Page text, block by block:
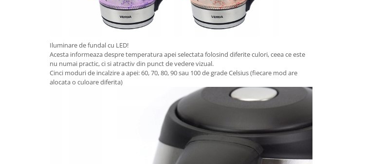
Iluminare de fundal cu LED!
Acesta informeaza despre temperatura apei selectata folosind diferite culori, ceea ce este
nu numai practic, ci si atractiv din punct de vedere vizual.
Cinci moduri de incalzire a apei: 60, 70, 80, 90 sau 100 de grade Celsius (fiecare mod are
alocata o culoare diferita)